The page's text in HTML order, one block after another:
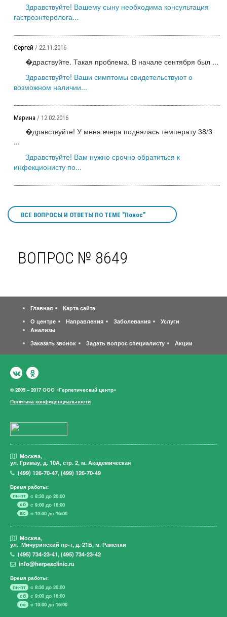
Здравствуйте! Вашему сыну необходима консультация
гастроэнтеролога...
Сергей / 22.11.2016
�драствуйте. Такая проблема. В начале сентября был ...
Здравствуйте! Ваши симптомы свидетельствуют о
возможном наличии...
Марина / 12.02.2016
�дравствуйте! У меня вчера поднялась температу 38/3
...
Здравствуйте! Вам нужно срочно обратиться к
инфекционисту по...
ВСЕ ВОПРОСЫ И ОТВЕТЫ ПО ТЕМЕ "Понос"
ВОПРОС № 8649
Главная
Карта сайта
О центре
Направления Заболевания
Услуги
Анализы
Заказать звонок
Задать вопрос специалисту Акции
© 2005 – 2017 ООО «Герпетический центр»
Политика конфиденциальности
Москва,
ул. Гримау,д. 10А, стр. 2, м. Академическая
(499)126-70-47,(499)126-70-49
Время работы:
пн-пт
с 8:30 до 20:00
сб
с 9:00 до 16:00
вс
с 10:00 до 16:00
Москва,
ул. Мичуринский пр-т, д. 21Б, м. Раменки
(495)734-23-41,(495)734-23-42
info@herpesclinic.ru
Время работы:
пн-пт
с 8:30 до 20:00
сб
с 9:00 до 16:00
вс
с 10:00 до 16:00